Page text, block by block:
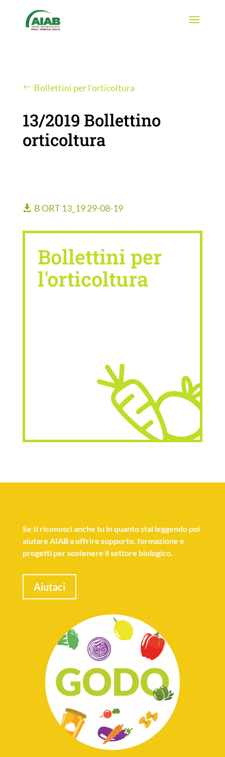
Bollettini per l'orticoltura
13/2019 Bollettino
orticoltura
B ORT 13_19 29-08-19
Bollettini per
l'orticoltura
Se ti riconosci anche tu in quanto stai leggendo poi
aiutare AIAB a offrire supporto, formazione e
progetti per sostenere il settore biologico.
Aiutaci